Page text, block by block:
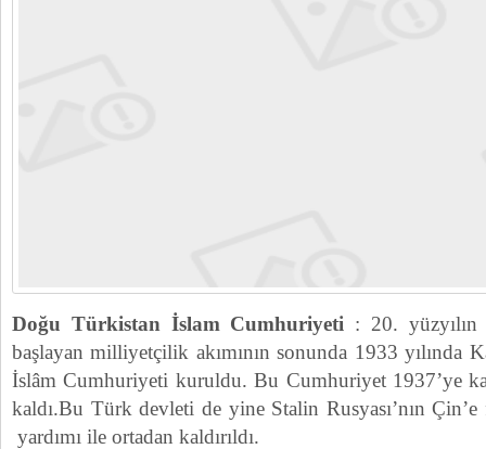
Doğu Türkistan İslam Cumhuriyeti : 20. yüzyılın
başlayan milliyetçilik akımının sonunda 1933 yılında
İslâm Cumhuriyeti kuruldu. Bu Cumhuriyet 1937’ye
kaldı.Bu Türk devleti de yine Stalin Rusyası’nın
yardımı ile ortadan kaldırıldı.